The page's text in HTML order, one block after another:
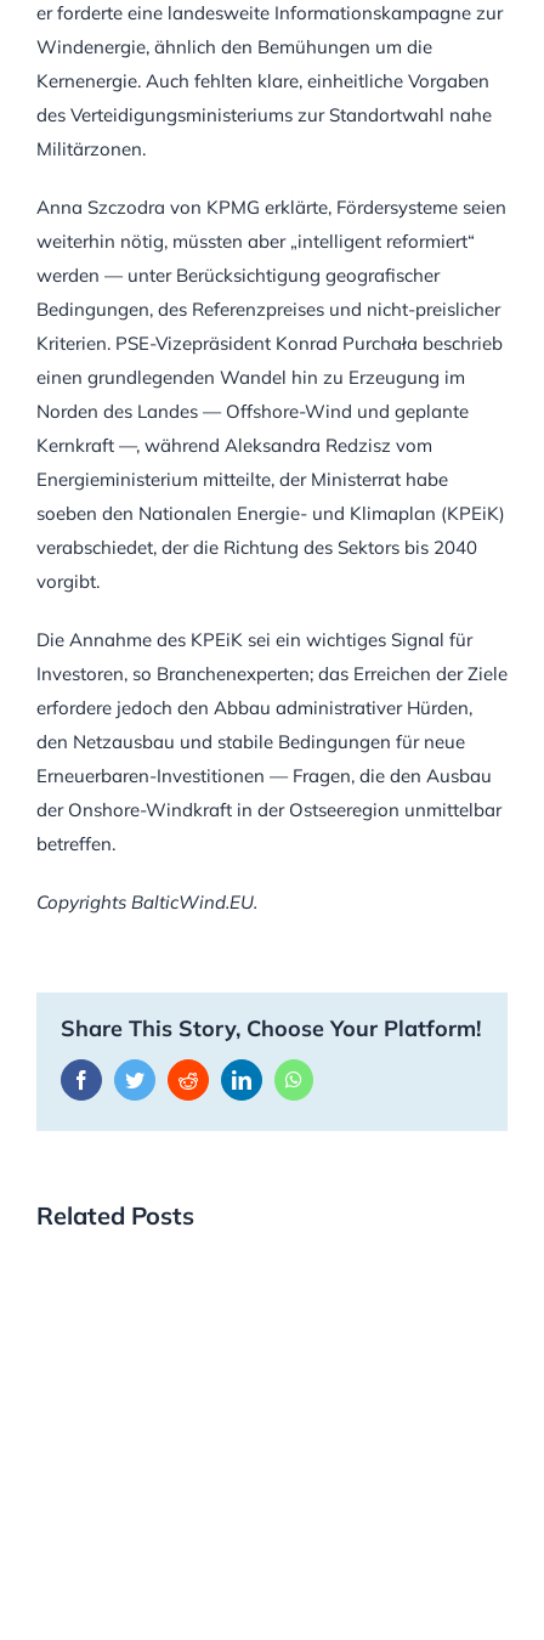
er forderte eine landesweite Informationskampagne zur
Windenergie, ähnlich den Bemühungen um die
Kernenergie. Auch fehlten klare, einheitliche Vorgaben
des Verteidigungsministeriums zur Standortwahl nahe
Militärzonen.
Anna Szczodra von KPMG erklärte, Fördersysteme seien
weiterhin nötig, müssten aber „intelligent reformiert“
werden — unter Berücksichtigung geografischer
Bedingungen, des Referenzpreises und nicht-preislicher
Kriterien. PSE-Vizepräsident Konrad Purchała beschrieb
einen grundlegenden Wandel hin zu Erzeugung im
Norden des Landes — Offshore-Wind und geplante
Kernkraft —, während Aleksandra Redzisz vom
Energieministerium mitteilte, der Ministerrat habe
soeben den Nationalen Energie- und Klimaplan (KPEiK)
verabschiedet, der die Richtung des Sektors bis 2040
vorgibt.
Die Annahme des KPEiK sei ein wichtiges Signal für
Investoren, so Branchenexperten; das Erreichen der Ziele
erfordere jedoch den Abbau administrativer Hürden,
den Netzausbau und stabile Bedingungen für neue
Erneuerbaren-Investitionen — Fragen, die den Ausbau
der Onshore-Windkraft in der Ostseeregion unmittelbar
betreffen.
Copyrights BalticWind.EU.
Share This Story, Choose Your Platform!
FacebookTwitterRedditLinkedInWhatsApp
Related Posts